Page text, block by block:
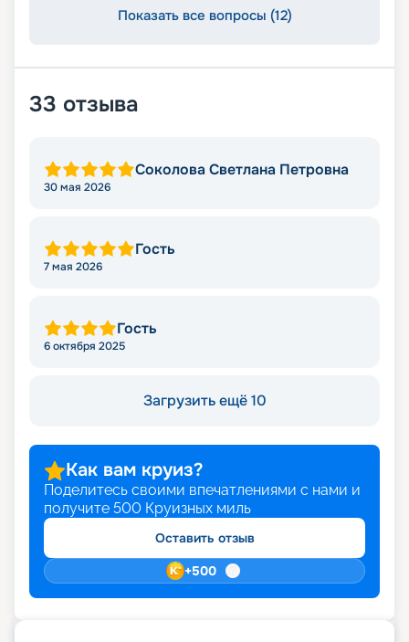
Показать все вопросы (12)
33 отзыва
Соколова Светлана Петровна
30 мая 2026
Гость
7 мая 2026
Гость
6 октября 2025
Загрузить ещё 10
Как вам круиз?
Поделитесь своими впечатлениями с нами и
получите 500 Круизных миль
Оставить отзыв
+500